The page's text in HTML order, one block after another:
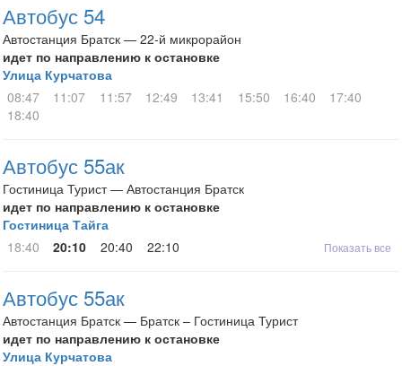
Автобус 54
Автостанция Братск — 22-й микрорайон
идет по направлению к остановке
Улица Курчатова
08:47
11:07 11:57 12:49 13:41 15:50 16:40
17:40
18:40
Автобус 55ак
Гостиница Турист — Автостанция Братск
идет по направлению к остановке
Гостиница Тайга
18:40
20:10 20:40 22:10 Показать все
Автобус 55ак
Автостанция Братск — Братск – Гостиница Турист
идет по направлению к остановке
Улица Курчатова